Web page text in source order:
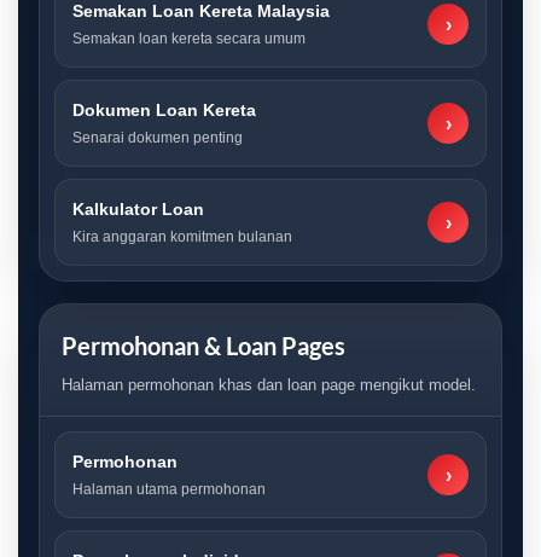
Semakan Loan Kereta Malaysia
Semakan loan kereta secara umum
›
Dokumen Loan Kereta
Senarai dokumen penting
›
Kalkulator Loan
Kira anggaran komitmen bulanan
›
Permohonan & Loan Pages
Halaman permohonan khas dan loan page mengikut model.
Permohonan
Halaman utama permohonan
›